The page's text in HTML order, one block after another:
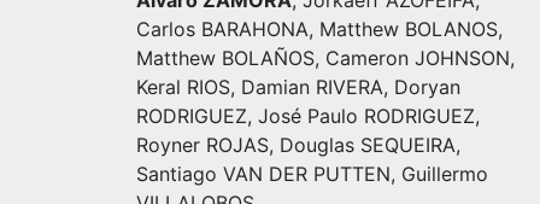
Carlos BARAHONA, Matthew BOLANOS,
Matthew BOLAÑOS, Cameron JOHNSON,
Keral RIOS, Damian RIVERA, Doryan
RODRIGUEZ, José Paulo RODRIGUEZ,
Royner ROJAS, Douglas SEQUEIRA,
Santiago VAN DER PUTTEN, Guillermo